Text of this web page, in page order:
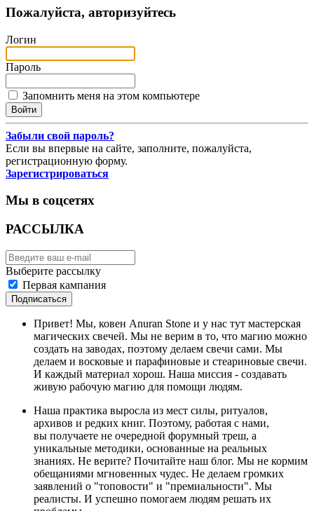
Пожалуйста, авторизуйтесь
Логин
Пароль
Запомнить меня на этом компьютере
Забыли свой пароль?
Если вы впервые на сайте, заполните, пожалуйста,
регистрационную форму.
Зарегистрироваться
Мы в соцсетях
РАССЫЛКА
Выберите рассылку
Первая кампания
Подписаться
Привет! Мы, ковен Anuran Stone и у нас тут мастерская
магических свечей. Мы не верим в то, что магию можно
создать на заводах, поэтому делаем свечи сами. Мы
делаем и восковые и парафиновые и стеариновые свечи.
И каждый материал хорош. Наша миссия - создавать
живую рабочую магию для помощи людям.
Наша практика выросла из мест силы, ритуалов,
архивов и редких книг. Поэтому, работая с нами,
вы получаете не очередной форумный треш, а
уникальные методики, основанные на реальных
знаниях. Не верите? Почитайте наш блог. Мы не кормим
обещаниями мгновенных чудес. Не делаем громких
заявлений о "топовости" и "премиальности". Мы
реалисты. И успешно помогаем людям решать их